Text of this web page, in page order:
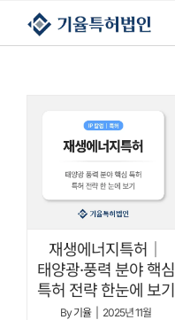
콘텐츠로
건너뛰기
재생에너지특허｜
태양광·풍력 분야 핵심
특허 전략 한눈에 보기
By기율 2025년 11월